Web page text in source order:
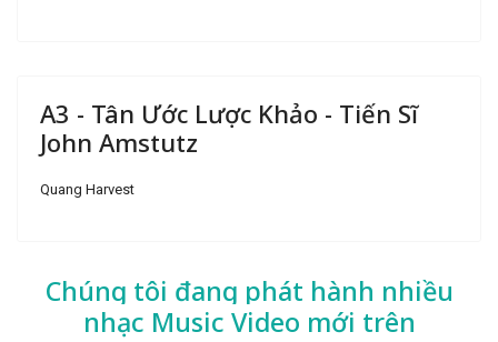
A3 - Tân Ước Lược Khảo - Tiến Sĩ
John Amstutz
Quang Harvest
Chúng tôi đang phát hành nhiều
nhạc Music Video mới trên